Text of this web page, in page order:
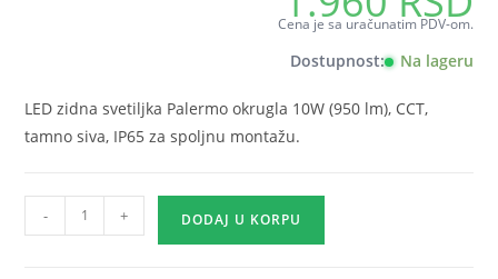
Cena je sa uračunatim PDV-om.
Dostupnost: Na lageru
LED zidna svetiljka Palermo okrugla 10W (950 lm), CCT,
tamno siva, IP65 za spoljnu montažu.
zidna
- + DODAJ U KORPU